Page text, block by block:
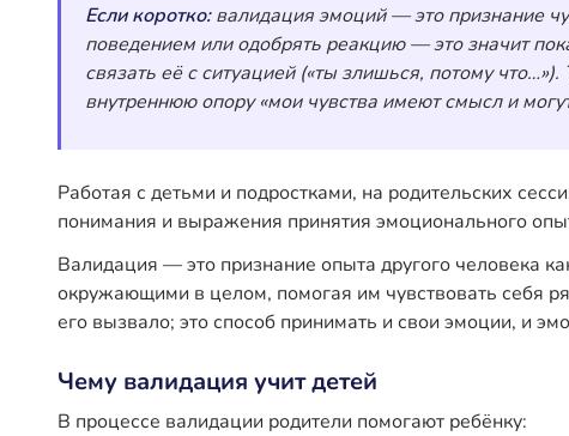
Если коротко:валидация эмоций — это признание
поведением или одобрять реакцию — это значит
связать её с ситуацией («ты злишься, потому
внутреннюю опору «мои чувства имеют смысл и
Работая с детьми и подростками, на родительских
понимания и выражения принятия эмоционального
Валидация — это признание опыта другого человека
окружающими в целом, помогая им чувствовать себя
его вызвало; это способ принимать и свои эмоции, и
Чему валидация учит детей
В процессе валидации родители помогают ребёнку: